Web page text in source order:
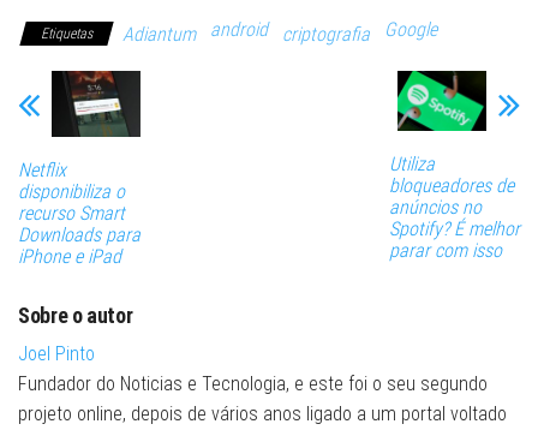
Etiquetas Adiantum android criptografia Google
Netflix
disponibiliza o
recurso Smart
Downloads para
iPhone e iPad
Utiliza
bloqueadores de
anúncios no
Spotify? É melhor
parar com isso
Sobre o autor
Joel Pinto
Fundador do Noticias e Tecnologia, e este foi o seu segundo
projeto online, depois de vários anos ligado a um portal voltado